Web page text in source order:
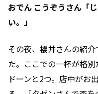
おでん こうぞうさん「
い。」
その夜、櫻井さんの紹
た。ここでの一杯が格
ドーンと2つ。店中がお